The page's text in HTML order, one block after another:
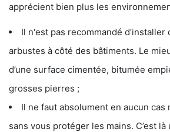
apprécient bien plus les
Il n'est pas recommandé
arbustes à côté des bâtiments. Le
d’une surface cimentée, bitumée
grosses pierres ;
Il ne faut absolument en aucun
sans vous protéger les mains. C’est